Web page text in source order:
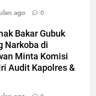
ago 0
Bakar Gubuk
Narkoba di
Minta Komisi
Audit Kapolres &